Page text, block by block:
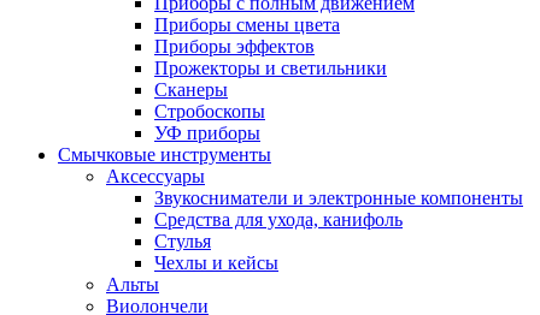
Приборы смены цвета
Приборы эффектов
Прожекторы и светильники
Сканеры
Стробоскопы
УФ приборы
Смычковые инструменты
Аксессуары
Звукосниматели и электронные компоненты
Средства для ухода, канифоль
Стулья
Чехлы и кейсы
Альты
Виолончели